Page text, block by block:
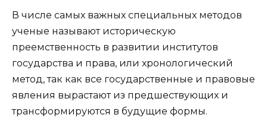
В числе самых важных специальных методов
ученые называют историческую
преемственность в развитии институтов
государства и права, или хронологический
метод, так как все государственные и правовые
явления вырастают из предшествующих и
трансформируются в будущие формы.